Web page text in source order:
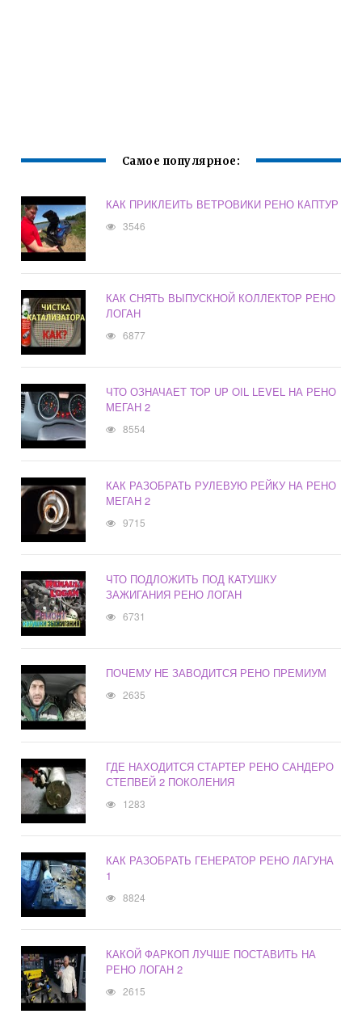
Самое популярное:
КАК ПРИКЛЕИТЬ ВЕТРОВИКИ РЕНО КАПТУР
3546
КАК СНЯТЬ ВЫПУСКНОЙ КОЛЛЕКТОР РЕНО
ЛОГАН
6877
ЧТО ОЗНАЧАЕТ TOP UP OIL LEVEL НА РЕНО
МЕГАН 2
8554
КАК РАЗОБРАТЬ РУЛЕВУЮ РЕЙКУ НА РЕНО
МЕГАН 2
9715
ЧТО ПОДЛОЖИТЬ ПОД КАТУШКУ
ЗАЖИГАНИЯ РЕНО ЛОГАН
6731
ПОЧЕМУ НЕ ЗАВОДИТСЯ РЕНО ПРЕМИУМ
2635
ГДЕ НАХОДИТСЯ СТАРТЕР РЕНО САНДЕРО
СТЕПВЕЙ 2 ПОКОЛЕНИЯ
1283
КАК РАЗОБРАТЬ ГЕНЕРАТОР РЕНО ЛАГУНА
1
8824
КАКОЙ ФАРКОП ЛУЧШЕ ПОСТАВИТЬ НА
РЕНО ЛОГАН 2
2615